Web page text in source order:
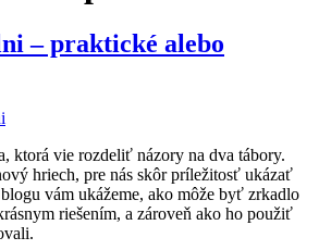
– praktické alebo
ktorá vie rozdeliť názory na dva tábory.
hriech, pre nás skôr príležitosť ukázať
vám ukážeme, ako môže byť zrkadlo
riešením, a zároveň ako ho použiť